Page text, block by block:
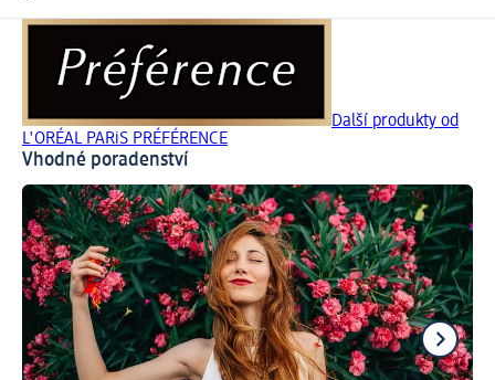
Další produkty od
L'ORÉAL PARiS PRÉFÉRENCE
Vhodné poradenství